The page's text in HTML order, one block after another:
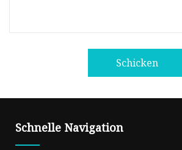
Schicken
Schnelle Navigation